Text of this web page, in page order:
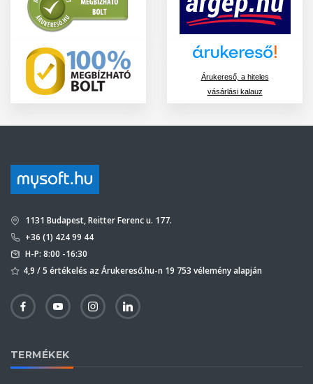
Árukereső, a hiteles
vásárlási kalauz
1131 Budapest, Reitter Ferenc u. 177.
+36 (1) 424 99 44
H-P: 8:00 -16:30
4,9 / 5 értékelés az Árukereső.hu-n 19 753 vélemény alapján
TERMÉKEK